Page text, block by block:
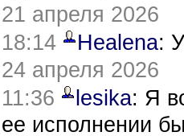
21 апреля 2026
18:14
Healena:
24 апреля 2026
11:36
lesika: Я
ее исполнении